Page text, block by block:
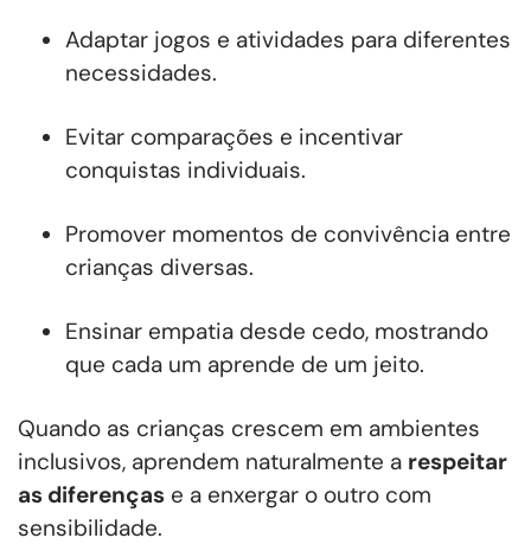
Adaptar jogos e atividades para diferentes
necessidades.
Evitar comparações e incentivar
conquistas individuais.
Promover momentos de convivência entre
crianças diversas.
Ensinar empatia desde cedo, mostrando
que cada um aprende de um jeito.
Quando as crianças crescem em ambientes
inclusivos, aprendem naturalmente a respeitar
as diferenças e a enxergar o outro com
sensibilidade.